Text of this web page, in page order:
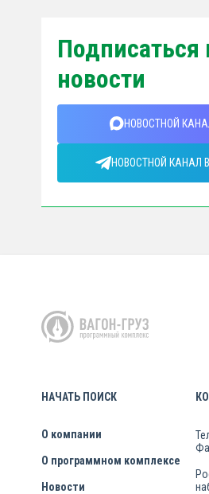
Подписаться
новости
НОВОСТНОЙ
НОВОСТНОЙ КАНАЛ
НАЧАТЬ ПОИСК
О компании
О программном комплексе
Новости